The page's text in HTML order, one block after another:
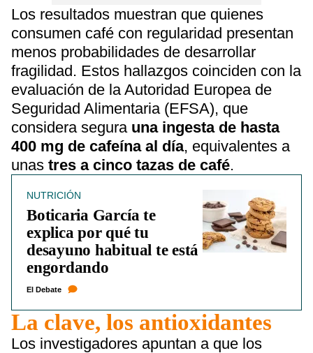
Los resultados muestran que quienes
consumen café con regularidad presentan
menos probabilidades de desarrollar
fragilidad. Estos hallazgos coinciden con la
evaluación de la Autoridad Europea de
Seguridad Alimentaria (EFSA), que
considera segura una ingesta de hasta
400 mg de cafeína al día, equivalentes a
unas tres a cinco tazas de café.
NUTRICIÓN
Boticaria García te
explica por qué tu
desayuno habitual te está
engordando
El Debate
La clave, los antioxidantes
Los investigadores apuntan a que los